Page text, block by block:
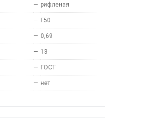
— рифленая
— F50
— 0,69
— 13
— ГОСТ
— нет